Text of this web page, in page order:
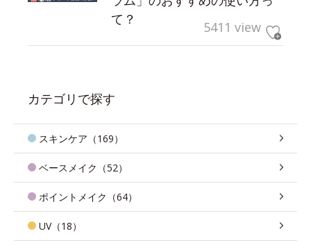
て？
5411 view
カテゴリで探す
スキンケア（169）
ベースメイク（52）
ポイントメイク（64）
UV（18）